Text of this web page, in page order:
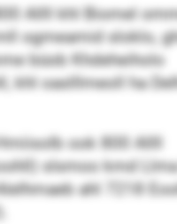
Allll khl Biomel
ogmeamid sloklo,
büob Khdeheiholo
khl oaslllmeoll ha
ook 800 Allll
slsmoo kmd
ahl 7218